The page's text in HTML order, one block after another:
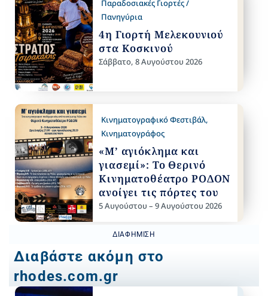
Παραδοσιακές Γιορτές /
Πανηγύρια
4η Γιορτή Μελεκουνιού
στα Κοσκινού
Σάββατο, 8 Αυγούστου 2026
Κινηματογραφικό Φεστιβάλ,
Κινηματογράφος
«Μ’ αγιόκλημα και
γιασεμί»: Το Θερινό
Κινηματοθέατρο ΡΟΔΟΝ
ανοίγει τις πόρτες του
5 Αυγούστου – 9 Αυγούστου 2026
ΔΙΑΦΉΜΙΣΗ
Διαβάστε ακόμη στο
rhodes.com.gr